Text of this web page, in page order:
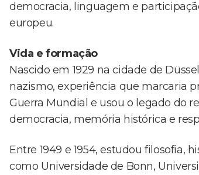
democracia, linguagem e
europeu.
Vida e formação
Nascido em 1929 na cidade de
nazismo, experiência que marcaria
Guerra Mundial e usou o legado do
democracia, memória histórica e
Entre 1949 e 1954, estudou filosofia,
como Universidade de Bonn,